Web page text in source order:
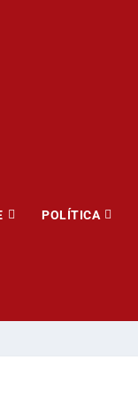
POLÍTICA